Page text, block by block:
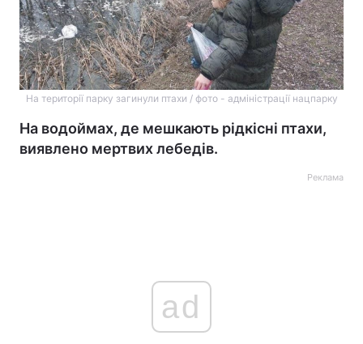
На території парку загинули птахи / фото - адміністрації нацпарку
На водоймах, де мешкають рідкісні птахи,
виявлено мертвих лебедів.
Реклама
ad